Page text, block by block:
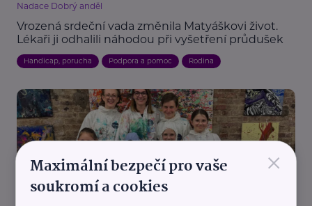
Nadace Dobrý anděl
Vrozená srdeční vada změnila Matyáškovi život.
Lékaři ji odhalili náhodou při vyšetření průdušek
Handicap, porucha Podpora a pomoc Rodina
×
Maximální bezpečí pro vaše
soukromí a cookies